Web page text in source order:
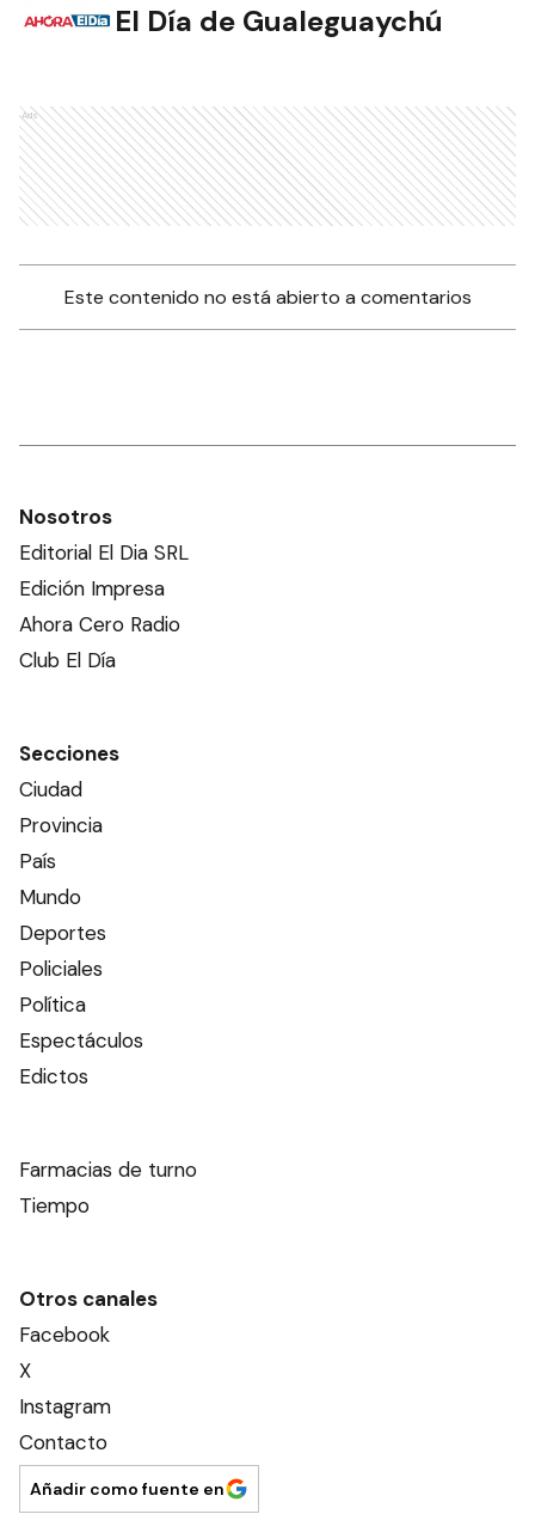
El Día de Gualeguaychú
Ads
Este contenido no está abierto a comentarios
Nosotros
Editorial El Dia SRL
Edición Impresa
Ahora Cero Radio
Club El Día
Secciones
Ciudad
Provincia
País
Mundo
Deportes
Policiales
Política
Espectáculos
Edictos
Farmacias de turno
Tiempo
Otros canales
Facebook
X
Instagram
Contacto
Añadir como fuente en